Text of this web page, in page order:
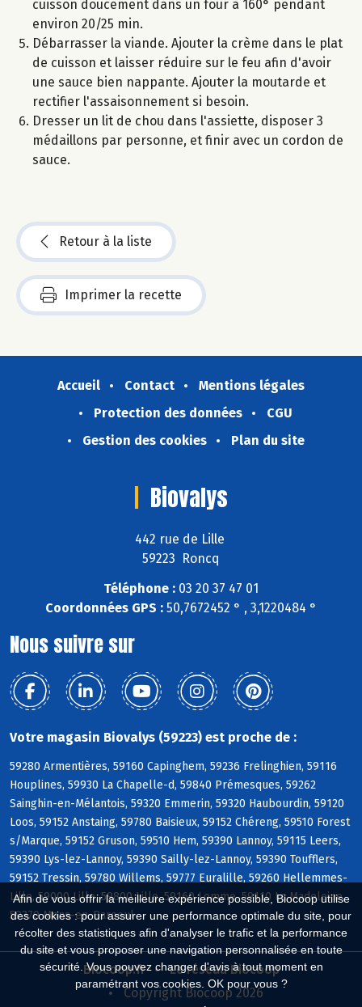
Afin de vous offrir la meilleure expérience possible, Biocoop utilise
des cookies : pour assurer une performance optimale du site, pour
récolter des statistiques afin d'analyser le trafic et la performance
du site et vous proposer une navigation personnalisée en toute
sécurité. Vous pouvez changer d'avis à tout moment en
paramétrant vos cookies. OK pour vous ?
cuisson doucement dans un four à 160° pendant
environ 20/25 min.
Débarrasser la viande. Ajouter la crème dans le plat
de cuisson et laisser réduire sur le feu afin d'avoir
une sauce bien nappante. Ajouter la moutarde et
rectifier l'assaisonnement si besoin.
Dresser un lit de chou dans l'assiette, disposer 3
médaillons par personne, et finir avec un cordon de
sauce.
Retour à la liste
Imprimer la recette
Accueil Contact
Mentions légales
Protection des données
CGU
Gestion des cookies
Plan du site
Biovalys
442 rue de Lille
59223 Roncq
Téléphone : 03 20 37 47 01
Coordonnées GPS : 50,7672452 ° , 3,1220484 °
Nous suivre sur
Votre magasin Biovalys (59223) est proche de :
59280 Armentières, 59160 Capinghem, 59236 Frelinghien, 59116
Houplines, 59930 La Chapelle-d, 59840 Prémesques, 59262
Sainghin-en-Mélantois, 59320 Emmerin, 59320 Haubourdin, 59120
Loos, 59152 Anstaing, 59780 Baisieux, 59152 Chéreng, 59510 Forest
s/Marque, 59152 Gruson, 59510 Hem, 59390 Lannoy, 59115 Leers,
59390 Lys-lez-Lannoy, 59390 Sailly-lez-Lannoy, 59390 Toufflers,
59152 Tressin, 59780 Willems, 59777 Euralille, 59260 Hellemmes-
Lille, 59000 Lille, 59800 Lille, 59160 Lomme, 59110 La Madeleine,
59370 Mons-en-Baroeul
Biocoop.fr
Le réseau Biocoop
Copyright Biocoop 2026